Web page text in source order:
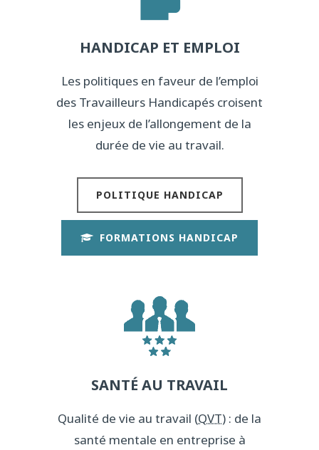
HANDICAP ET EMPLOI
Les politiques en faveur de l’emploi
des Travailleurs Handicapés croisent
les enjeux de l’allongement de la
durée de vie au travail.
POLITIQUE HANDICAP
FORMATIONS HANDICAP
SANTÉ AU TRAVAIL
Qualité de vie au travail (QVT) : de la
santé mentale en entreprise à